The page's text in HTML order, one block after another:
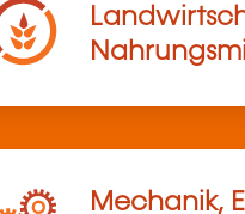
Mechanik,